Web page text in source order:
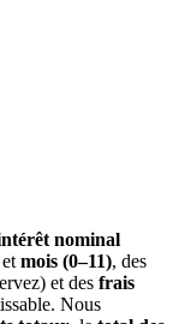
nominal
et mois (0–11), des
et des frais
Nous